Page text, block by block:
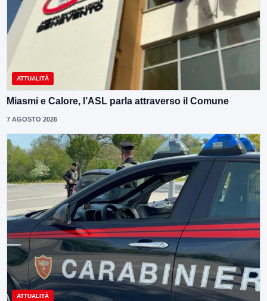
ATTUALITÀ
Miasmi e Calore, l’ASL parla attraverso il Comune
7 AGOSTO 2026
ATTUALITÀ